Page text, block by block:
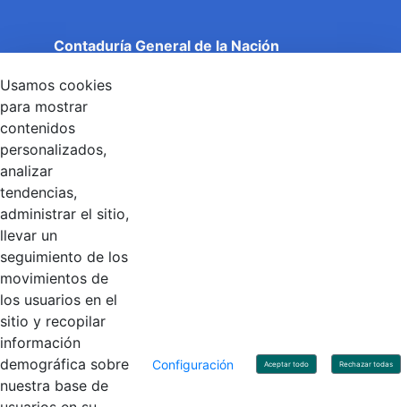
Contaduría General de la Nación
Entidad adscrita al Ministerio de Hacienda y Crédito
Público
Torre 1 (Aire) - Piso 15, Bogotá D.C., Colombia
Código Postal: 111071
Linkedin
Contacto
Línea de servicio al ciudadano: +57(601) 492 64 00
Correo Institucional:
Correo de notificaciones judiciales:
notificacionjudicial@contaduria.gov.co
Correo de Asuntos disciplinarios:
Usamos cookies
para mostrar
contenidos
personalizados,
analizar
tendencias,
administrar el sitio,
llevar un
seguimiento de los
movimientos de
los usuarios en el
sitio y recopilar
información
demográfica sobre
nuestra base de
Configuración Aceptar todo Rechazar todas